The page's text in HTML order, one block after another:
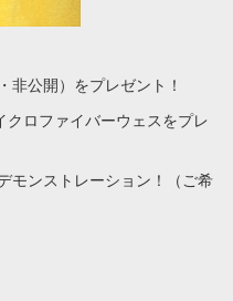
公開）をプレゼント！
クロファイバーウェスをプレ
モンストレーション！（ご希